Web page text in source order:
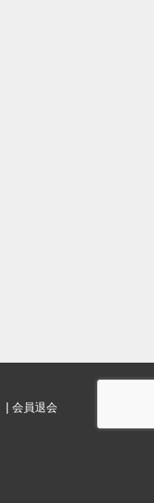
会員退会